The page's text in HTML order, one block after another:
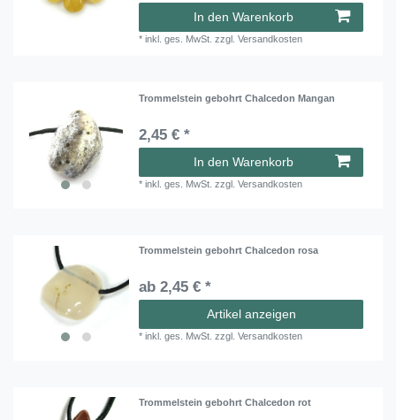
In den Warenkorb
*inkl. ges. MwSt. zzgl.Versandkosten
Trommelstein gebohrt Chalcedon Mangan
2,45 € *
In den Warenkorb
*inkl. ges. MwSt. zzgl.Versandkosten
Trommelstein gebohrt Chalcedon rosa
ab 2,45 € *
Artikel anzeigen
*inkl. ges. MwSt. zzgl.Versandkosten
Trommelstein gebohrt Chalcedon rot